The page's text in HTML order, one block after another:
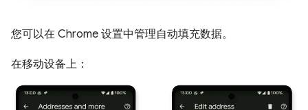
您可以在 Chrome 设置中管理自动填充数据。
在移动设备上：